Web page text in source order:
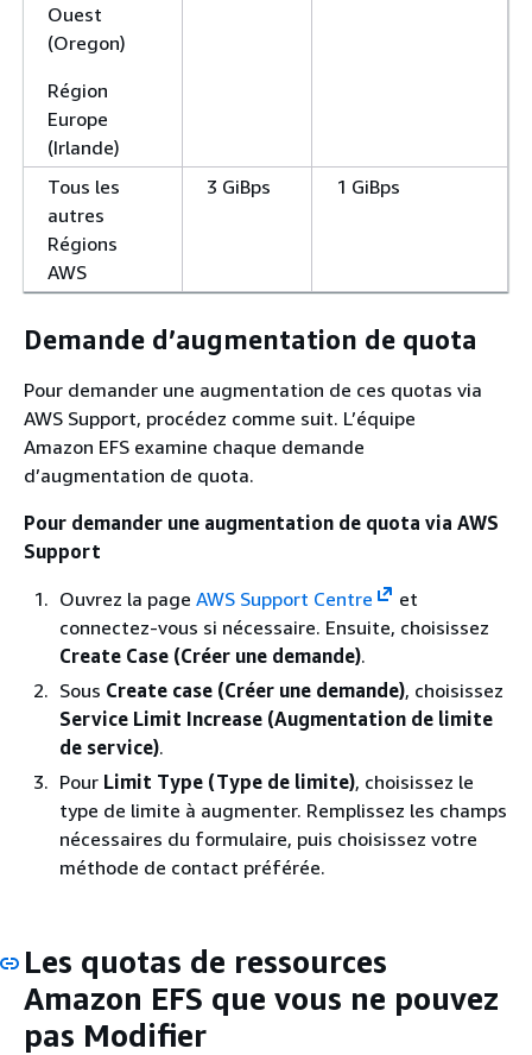
Ouest
(Oregon)
Région
Europe
(Irlande)
Tous les
autres
Régions
AWS
3 GiBps 1 GiBps
Demande d’augmentation de quota
Pour demander une augmentation de ces quotas via
AWS Support, procédez comme suit. L’équipe
Amazon EFS examine chaque demande
d’augmentation de quota.
Pour demander une augmentation de quota via AWS
Support
Ouvrez la page AWS Support Centre
et
connectez-vous si nécessaire. Ensuite, choisissez
Create Case (Créer une demande).
Sous Create case (Créer une demande), choisissez
Service Limit Increase (Augmentation de limite
de service).
Pour Limit Type (Type de limite), choisissez le
type de limite à augmenter. Remplissez les champs
nécessaires du formulaire, puis choisissez votre
méthode de contact préférée.
Les quotas de ressources
Amazon EFS que vous ne pouvez
pas Modifier